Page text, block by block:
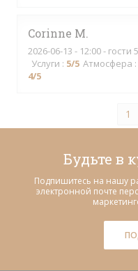
Corinne M
2026-06-13 - 12:00 - гости 5
Услуги : 5/5 Атмосфера :
4/5
1
Будьте в
Подпишитесь на нашу
электронной почте